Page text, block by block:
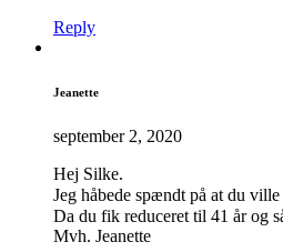
Reply
Jeanette
september 2, 2020
Hej Silke.
Jeg håbede spændt på at du
Da du fik reduceret til 41 år og
Mvh. Jeanette